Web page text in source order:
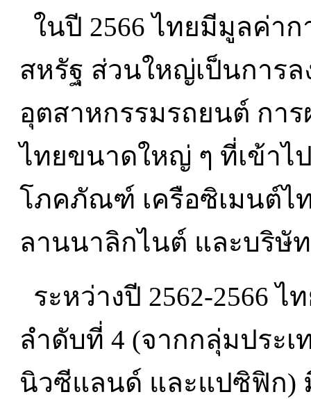
ในปี 2566 ไทยมีมูลค่า
สหรัฐ ส่วนใหญ่เป็นการ
อุตสาหกรรมรถยนต์ กา
ไทยขนาดใหญ่ ๆ ที่เข้าไ
โภคภัณฑ์ เครือซิเมนต์ไ
ลานนาลิกไนต์ และบริษั
ระหว่างปี 2562-2566
ลำดับที่ 4 (จากกลุ่มประเ
นิวซีแลนด์ และแปซิฟิก)